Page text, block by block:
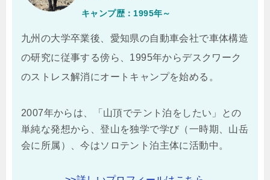
キャンプ歴：1995年～
九州の大学卒業後、愛知県の自動車会社で車体構造
の研究に従事する傍ら、1995年からデスクワーク
のストレス解消にオートキャンプを始める。
2007年からは、「山頂でテント泊をしたい」との
単純な発想から、登山を独学で学び（一時期、山岳
会に所属）、今はソロテント泊主体に活動中。